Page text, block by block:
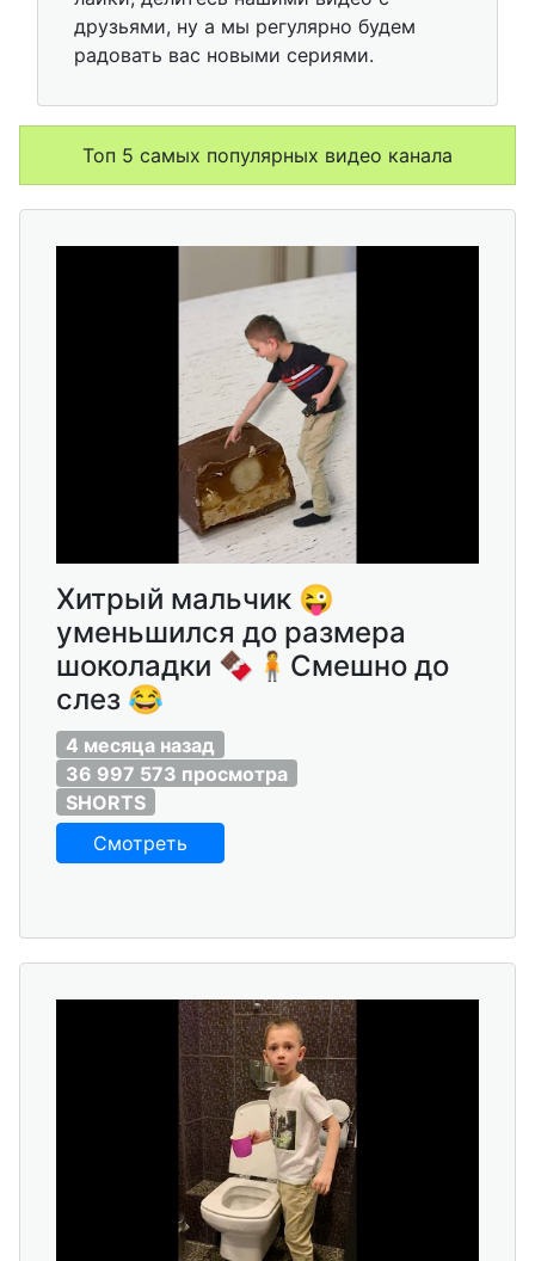
друзьями, ну а мы регулярно будем
радовать вас новыми сериями.
Топ 5 самых популярных видео канала
Хитрый мальчик 😜
уменьшился до размера
шоколадки 🍫🧍Смешно до
слез 😂
4 месяца назад
36 997 573 просмотра
SHORTS
Смотреть